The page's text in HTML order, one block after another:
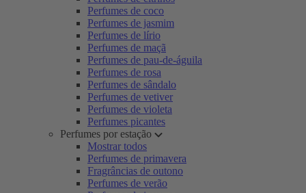
Perfumes de coco
Perfumes de jasmim
Perfumes de lírio
Perfumes de maçã
Perfumes de pau-de-águila
Perfumes de rosa
Perfumes de sândalo
Perfumes de vetiver
Perfumes de violeta
Perfumes picantes
Perfumes por estação
Mostrar todos
Perfumes de primavera
Fragrâncias de outono
Perfumes de verão